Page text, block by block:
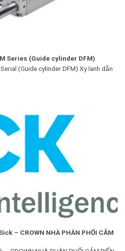
Series (Guide cylinder DFM)
(Guide cylinder DFM) Xy lanh dẫn
– CROWN NHÀ PHÂN PHỐI CẢM